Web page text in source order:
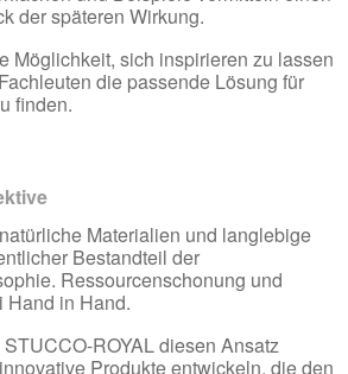
der späteren Wirkung.
Möglichkeit, sich inspirieren zu lassen
die passende Lösung für
finden.
Materialien und langlebige
Bestandteil der
Ressourcenschonung und
Hand in Hand.
ROYAL diesen Ansatz
Produkte entwickeln, die den